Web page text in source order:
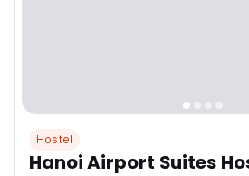
Hostel
Hanoi Airport Suites